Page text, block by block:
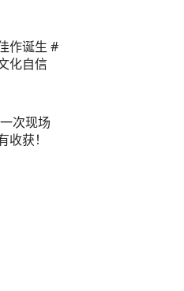
作诞生 #
化自信
次现场
获！